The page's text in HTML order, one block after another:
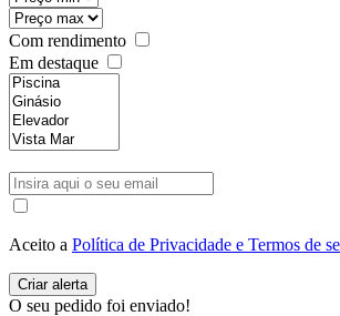
Com rendimento
Em destaque
Aceito a Política de Privacidade e Termos de
O seu pedido foi enviado!